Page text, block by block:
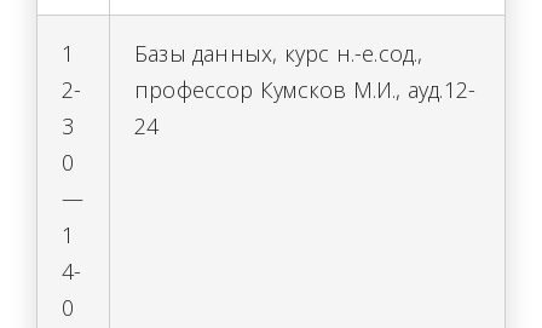
1
2-
3
0
—
1
4-
0
Базы данных, курс н.-е.сод.,
профессор Кумсков М.И., ауд.12-
24